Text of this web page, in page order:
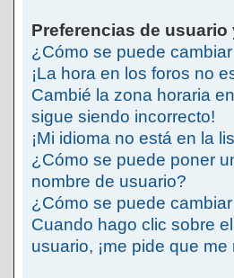
Preferencias de
¿Cómo se puede
¡La hora en los foros no
Cambié la zona horaria
sigue siendo incorrecto!
¡Mi idioma no está en la
¿Cómo se puede poner
nombre de usuario?
¿Cómo se puede
Cuando hago clic sobre
usuario, ¡me pide que me